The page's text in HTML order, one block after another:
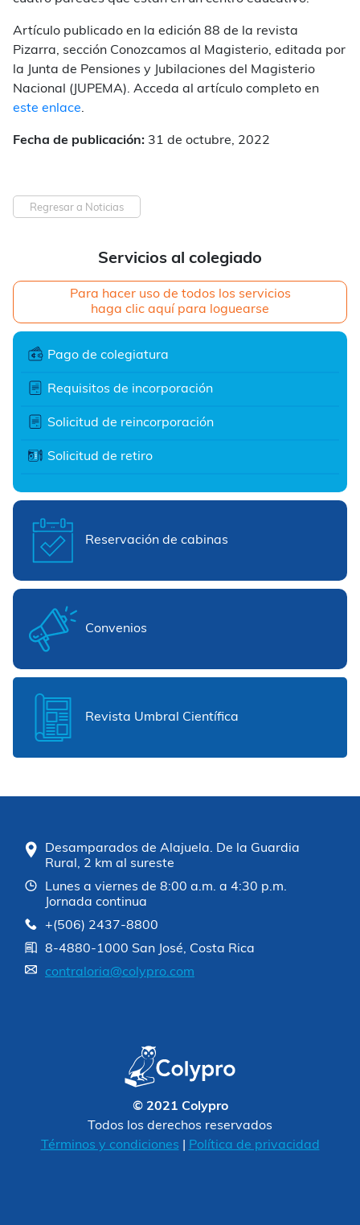
Servicios al colegiado
Para hacer uso de todos los servicios
haga clic aquí para loguearse
Pago de colegiatura
Requisitos de incorporación
Solicitud de reincorporación
Solicitud de retiro
Reservación de cabinas
Convenios
Revista Umbral Científica
Artículo publicado en la edición 88 de la revista
Pizarra, sección Conozcamos al Magisterio, editada por
la Junta de Pensiones y Jubilaciones del Magisterio
Nacional (JUPEMA). Acceda al artículo completo en
este enlace.
Fecha de publicación: 31 de octubre, 2022
Regresar a Noticias
Desamparados de Alajuela. De la Guardia
Rural, 2 km al sureste
Lunes a viernes de 8:00 a.m. a 4:30 p.m.
Jornada continua
+(506) 2437-8800
8-4880-1000 San José, Costa Rica
contraloria@colypro.com
© 2021 Colypro
Todos los derechos reservados
Términos y condiciones
Política de privacidad